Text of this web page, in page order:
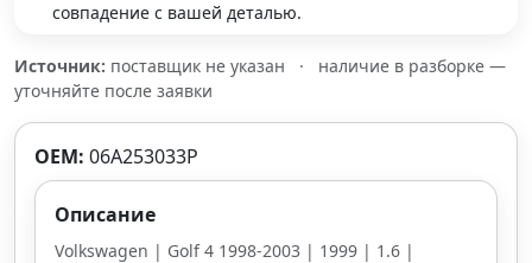
совпадение с вашей деталью.
Источник: поставщик не указан ·
наличие в разборке —
уточняйте после заявки
OEM: 06A253033P
Описание
Volkswagen | Golf 4 1998-2003 | 1999 | 1.6 |